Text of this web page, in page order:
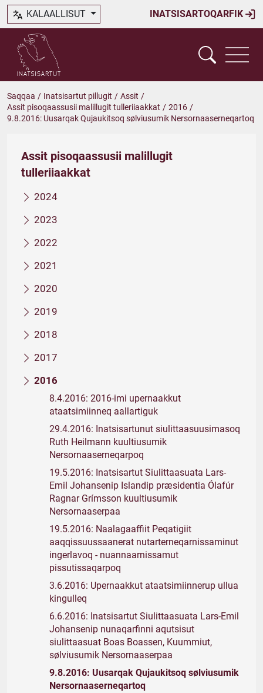
INATSISARTOQARFIK
KALAALLISUT
Saqqaa / Inatsisartut pillugit / Assit /
Assit pisoqaassusii malillugit tulleriiaakkat / 2016 /
9.8.2016: Uusarqak Qujaukitsoq sølviusumik Nersornaaserneqartoq
Assit pisoqaassusii malillugit
tulleriiaakkat
2024
2023
2022
2021
2020
2019
2018
2017
2016
8.4.2016: 2016-imi upernaakkut
ataatsimiinneq aallartiguk
29.4.2016: Inatsisartunut siulittaasuusimasoq
Ruth Heilmann kuultiusumik
Nersornaaserneqarpoq
19.5.2016: Inatsisartut Siulittaasuata Lars-
Emil Johansenip Islandip præsidentia Ólafúr
Ragnar Grímsson kuultiusumik
Nersornaaserpaa
19.5.2016: Naalagaaffiit Peqatigiit
aaqqissuussaanerat nutarterneqarnissaminut
ingerlavoq - nuannaarnissamut
pissutissaqarpoq
3.6.2016: Upernaakkut ataatsimiinnerup ullua
kingulleq
6.6.2016: Inatsisartut Siulittaasuata Lars-Emil
Johansenip nunaqarfinni aqutsisut
siulittaasuat Boas Boassen, Kuummiut,
sølviusumik Nersornaaserpaa
9.8.2016: Uusarqak Qujaukitsoq sølviusumik
Nersornaaserneqartoq